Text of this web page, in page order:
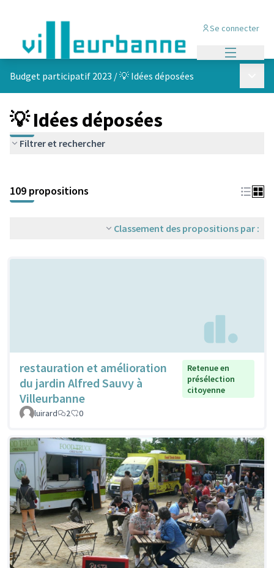
Se connecter
Budget participatif 2023 /💡 Idées déposées
💡 Idées déposées
Filtrer et rechercher
+
−
109 propositions
Classement des propositions par :
restauration et amélioration
du jardin Alfred Sauvy à
Villeurbanne
Retenue en
présélection
citoyenne
luirard 2 0